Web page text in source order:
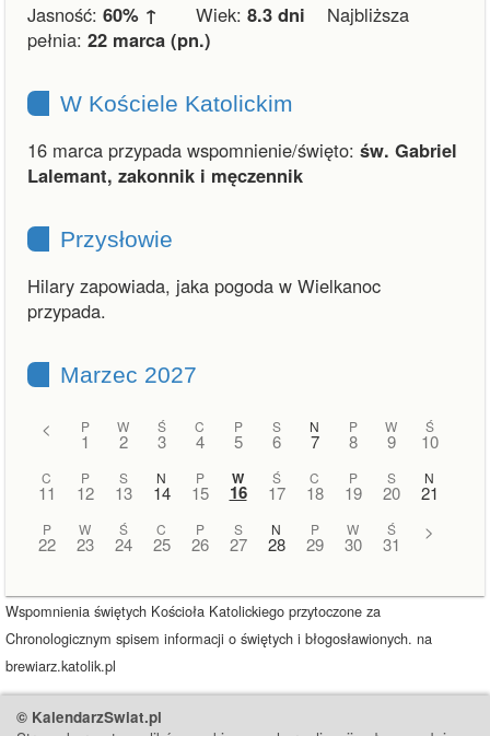
Jasność: 60% ↑ Wiek: 8.3 dni Najbliższa
pełnia: 22 marca (pn.)
W Kościele Katolickim
16 marca przypada wspomnienie/święto: św. Gabriel
Lalemant, zakonnik i męczennik
Przysłowie
Hilary zapowiada, jaka pogoda w Wielkanoc
przypada.
Marzec 2027
< P
1
W
2
Ś
3
C
4
P
5
S
6
N
7
P
8
W
9
Ś
10
C
11
P
12
S
13
N
14
P
15
W
16
Ś
17
C
18
P
19
S
20
N
21
P
22
W
23
Ś
24
C
25
P
26
S
27
N
28
P
29
W
30
Ś
31
>
Wspomnienia świętych Kościoła Katolickiego przytoczone za
Chronologicznym spisem informacji o świętych i błogosławionych. na
brewiarz.katolik.pl
© KalendarzSwiat.pl